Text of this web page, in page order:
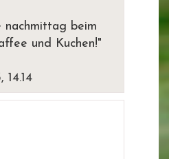
nachmittag beim
und Kuchen!"
14.14